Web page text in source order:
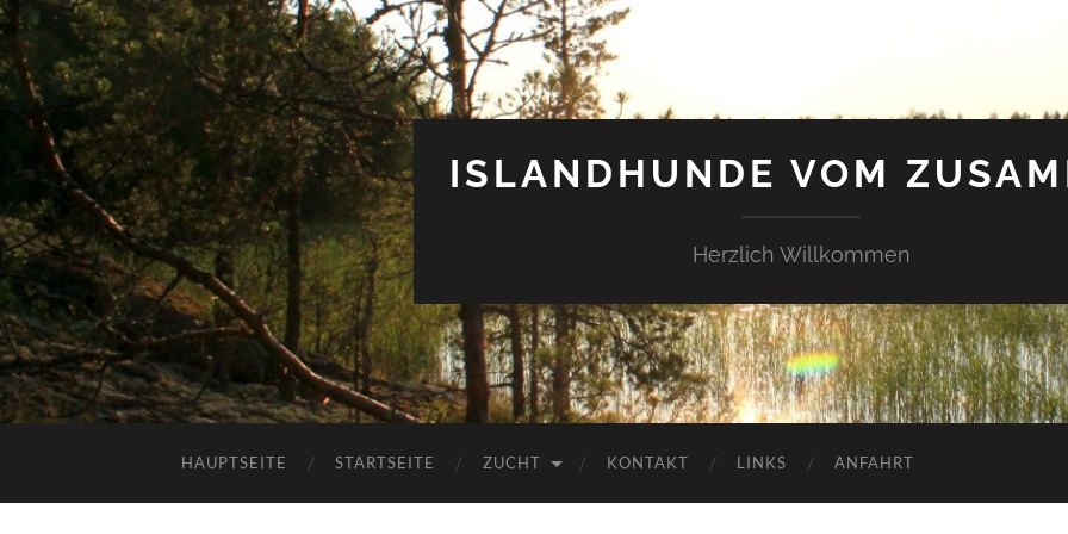
ISLANDHUNDE VOM
Herzlich Willkommen
HAUPTSEITE STARTSEITE ZUCHT KONTAKT LINKS ANFAHRT